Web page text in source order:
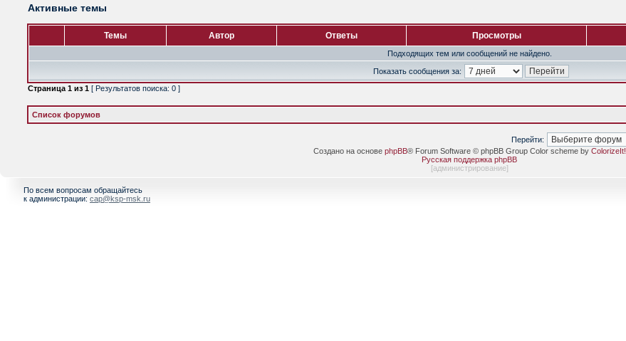
Активные темы
Темы Автор Ответы Просмотры
Подходящих тем или сообщений не найдено.
Показать сообщения за:
Страница 1 из 1 [ Результатов поиска: 0 ]
Список форумов
Перейти:
Создано на основе phpBB® Forum Software © phpBB Group Color scheme by ColorizeIt!
Русская поддержка phpBB
[администрирование]
По всем вопросам обращайтесь
к администрации: cap@ksp-msk.ru